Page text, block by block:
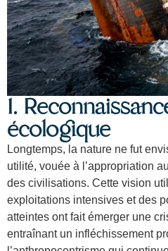
1.
écologique
Longtemps, la nature ne fut
utilité, vouée à l’appropriation
des civilisations. Cette vision
exploitations intensives et des
atteintes ont fait émerger une
entraînant un infléchissement